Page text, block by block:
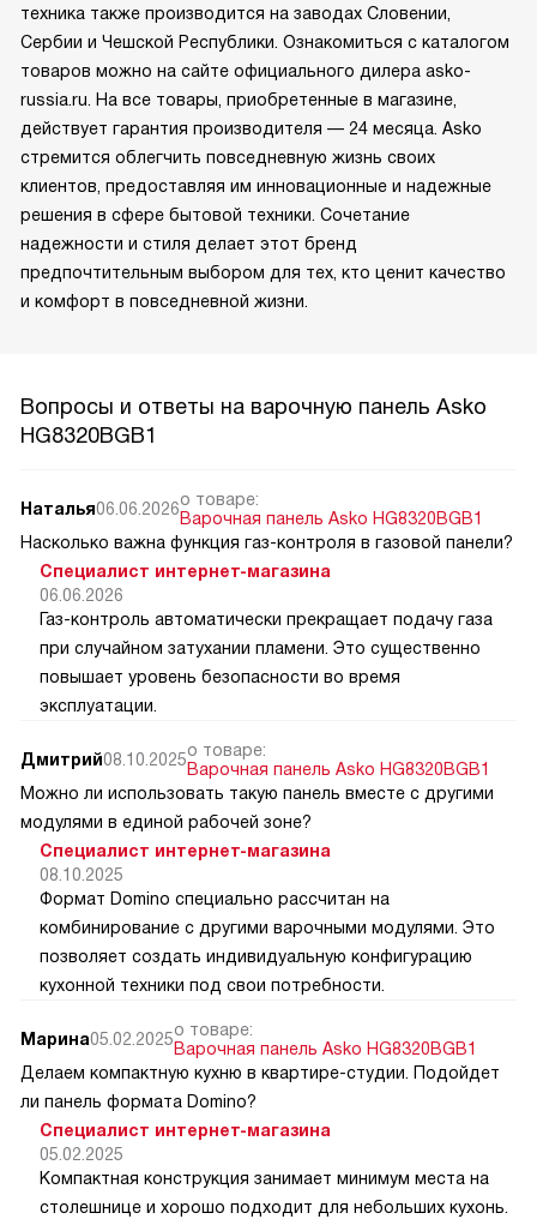
техника также производится на заводах Словении,
Сербии и Чешской Республики. Ознакомиться с каталогом
товаров можно на сайте официального дилера asko-
russia.ru. На все товары, приобретенные в магазине,
действует гарантия производителя — 24 месяца. Asko
стремится облегчить повседневную жизнь своих
клиентов, предоставляя им инновационные и надежные
решения в сфере бытовой техники. Сочетание
надежности и стиля делает этот бренд
предпочтительным выбором для тех, кто ценит качество
и комфорт в повседневной жизни.
Вопросы и ответы на варочную панель Asko
HG8320BGB1
Наталья06.06.2026о товаре:
Варочная панель Asko HG8320BGB1
Насколько важна функция газ-контроля в газовой панели?
Специалист интернет-магазина
06.06.2026
Газ-контроль автоматически прекращает подачу газа
при случайном затухании пламени. Это существенно
повышает уровень безопасности во время
эксплуатации.
Дмитрий08.10.2025о товаре:
Варочная панель Asko HG8320BGB1
Можно ли использовать такую панель вместе с другими
модулями в единой рабочей зоне?
Специалист интернет-магазина
08.10.2025
Формат Domino специально рассчитан на
комбинирование с другими варочными модулями. Это
позволяет создать индивидуальную конфигурацию
кухонной техники под свои потребности.
Марина05.02.2025о товаре:
Варочная панель Asko HG8320BGB1
Делаем компактную кухню в квартире-студии. Подойдет
ли панель формата Domino?
Специалист интернет-магазина
05.02.2025
Компактная конструкция занимает минимум места на
столешнице и хорошо подходит для небольших кухонь.